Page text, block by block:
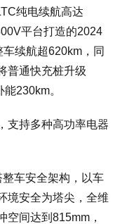
纯电续航高达
平台打造的2024
续航超620km，同
普通快充桩升级
230km。
支持多种高功率电器
车安全架构，以车
境安全为塔尖，全维
空间达到815mm，